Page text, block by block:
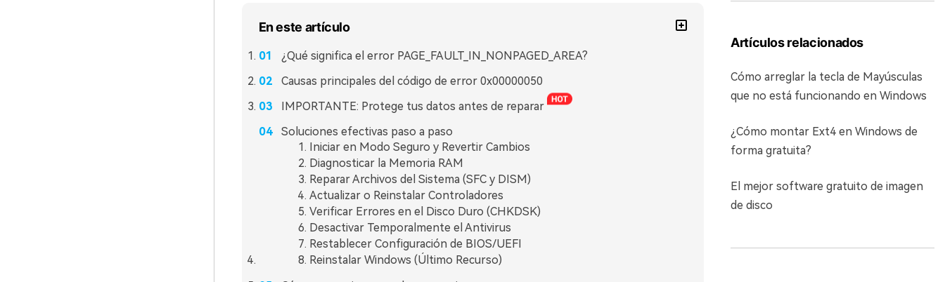
En este artículo
¿Qué significa el error PAGE_FAULT_IN_NONPAGED_AREA?
Causas principales del código de error 0x00000050
IMPORTANTE: Protege tus datos antes de reparar
Soluciones efectivas paso a paso
Iniciar en Modo Seguro y Revertir Cambios
Diagnosticar la Memoria RAM
Reparar Archivos del Sistema (SFC y DISM)
Actualizar o Reinstalar Controladores
Verificar Errores en el Disco Duro (CHKDSK)
Desactivar Temporalmente el Antivirus
Restablecer Configuración de BIOS/UEFI
Reinstalar Windows (Último Recurso)
Artículos relacionados
Cómo arreglar la tecla de Mayúsculas
que no está funcionando en Windows
¿Cómo montar Ext4 en Windows de
forma gratuita?
El mejor software gratuito de imagen
de disco